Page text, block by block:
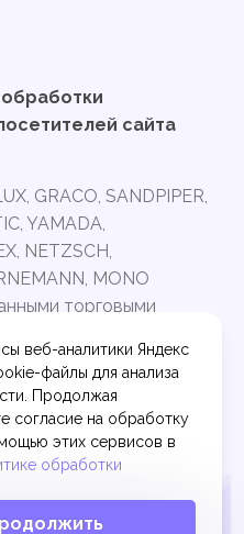
сайта
GRACO, SANDPIPER,
YAMADA,
NETZSCH,
MONO
торговыми
не связан с
выше.
запчасти
оборудовании по
материалов
оригинальными.
веб-аналитики Яндекс
файлы для анализа
Продолжая
согласие на обработку
этих сервисов в
обработки